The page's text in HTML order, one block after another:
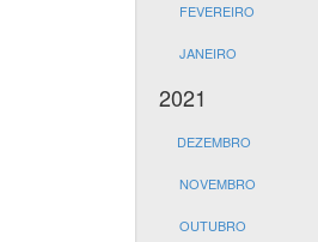
FEVEREIRO
JANEIRO
2021
DEZEMBRO
NOVEMBRO
OUTUBRO